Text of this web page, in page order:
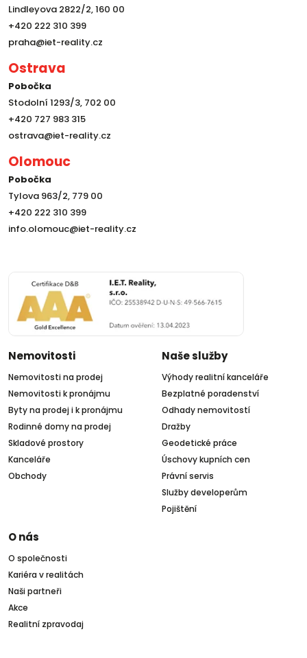
Lindleyova 2822/2, 160 00
+420 222 310 399
praha@iet-reality.cz
Ostrava
Pobočka
Stodolní 1293/3, 702 00
+420 727 983 315
ostrava@iet-reality.cz
Olomouc
Pobočka
Tylova 963/2, 779 00
+420 222 310 399
info.olomouc@iet-reality.cz
Nemovitosti
Nemovitosti na prodej
Nemovitosti k pronájmu
Byty na prodej i k pronájmu
Rodinné domy na prodej
Skladové prostory
Kanceláře
Obchody
Naše služby
Výhody realitní kanceláře
Bezplatné poradenství
Odhady nemovitostí
Dražby
Geodetické práce
Úschovy kupních cen
Právní servis
Služby developerům
Pojištění
O nás
O společnosti
Kariéra v realitách
Naši partneři
Akce
Realitní zpravodaj